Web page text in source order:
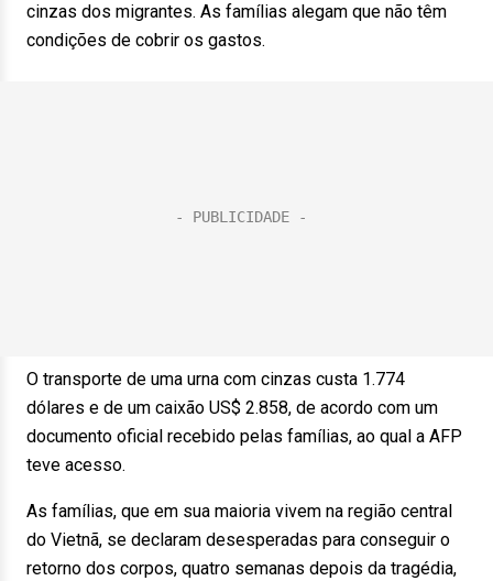
cinzas dos migrantes. As famílias alegam que não têm
condições de cobrir os gastos.
O transporte de uma urna com cinzas custa 1.774
dólares e de um caixão US$ 2.858, de acordo com um
documento oficial recebido pelas famílias, ao qual a AFP
teve acesso.
As famílias, que em sua maioria vivem na região central
do Vietnã, se declaram desesperadas para conseguir o
retorno dos corpos, quatro semanas depois da tragédia,